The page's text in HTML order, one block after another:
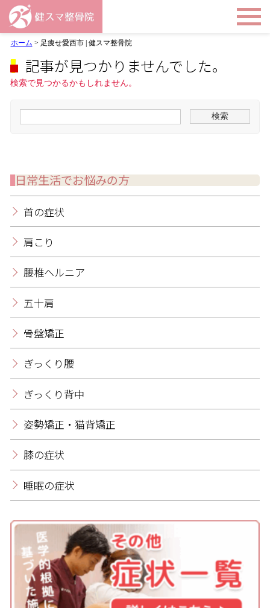
ホーム > 足痩せ愛西市 | 健スマ整骨院
記事が見つかりませんでした。
検索で見つかるかもしれません。
日常生活でお悩みの方
首の症状
肩こり
腰椎ヘルニア
五十肩
骨盤矯正
ぎっくり腰
ぎっくり背中
姿勢矯正・猫背矯正
膝の症状
睡眠の症状